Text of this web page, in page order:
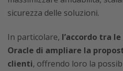
sicurezza delle soluzioni.
In particolare, l’accordo tra
Oracle di ampliare la
clienti, offrendo loro la